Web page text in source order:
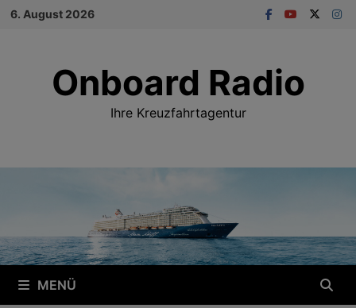
Zum
6. August 2026
Onboard Radio
Ihre Kreuzfahrtagentur
MENÜ